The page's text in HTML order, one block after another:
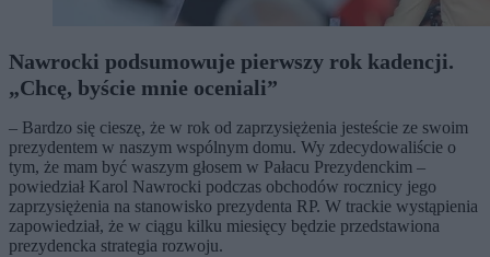
Nawrocki podsumowuje pierwszy rok kadencji.
„Chcę, byście mnie oceniali”
– Bardzo się cieszę, że w rok od zaprzysiężenia jesteście ze swoim
prezydentem w naszym wspólnym domu. Wy zdecydowaliście o
tym, że mam być waszym głosem w Pałacu Prezydenckim –
powiedział Karol Nawrocki podczas obchodów rocznicy jego
zaprzysiężenia na stanowisko prezydenta RP. W trackie wystąpienia
zapowiedział, że w ciągu kilku miesięcy będzie przedstawiona
prezydencka strategia rozwoju.